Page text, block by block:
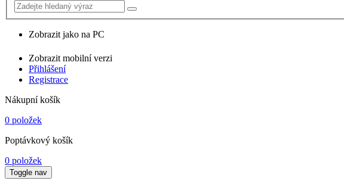
Zobrazit jako na PC
Zobrazit mobilní verzi
Přihlášení
Registrace
Nákupní košík
0 položek
Poptávkový košík
0 položek
Toggle nav